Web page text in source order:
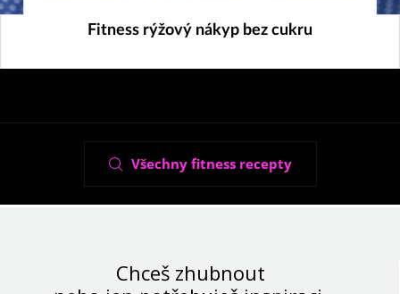
25. 8. 2025
Fitness rýžový nákyp bez cukru
Všechny fitness recepty
Chceš zhubnout